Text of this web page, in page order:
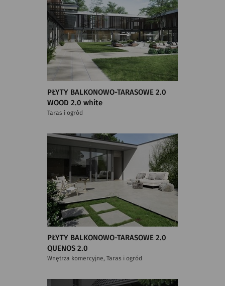
PŁYTY BALKONOWO-TARASOWE 2.0
WOOD 2.0 white
Taras i ogród
PŁYTY BALKONOWO-TARASOWE 2.0
QUENOS 2.0
Wnętrza komercyjne, Taras i ogród